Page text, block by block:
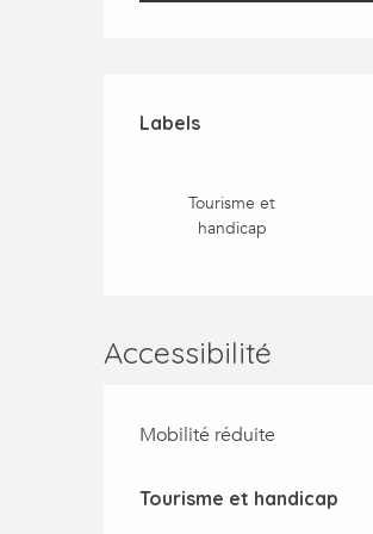
Offres de
Labels
Labels
Tourisme et
handicap
Accessibilité
Mobilité réduite
Tourisme et handicap
Tourisme et handicap